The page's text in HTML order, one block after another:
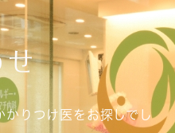
せ
かりつけ医をお探しでし